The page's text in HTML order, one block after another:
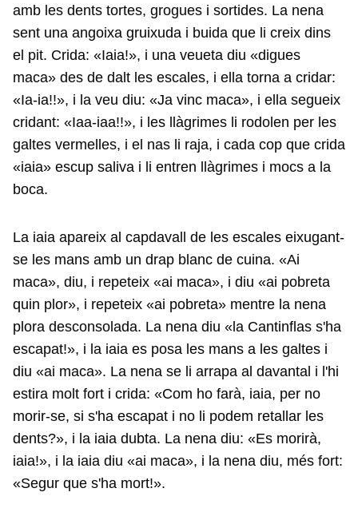
amb les dents tortes, grogues i sortides. La nena
sent una angoixa gruixuda i buida que li creix dins
el pit. Crida: «Iaia!», i una veueta diu «digues
maca» des de dalt les escales, i ella torna a cridar:
«Ia-ia!!», i la veu diu: «Ja vinc maca», i ella segueix
cridant: «Iaa-iaa!!», i les llàgrimes li rodolen per les
galtes vermelles, i el nas li raja, i cada cop que crida
«iaia» escup saliva i li entren llàgrimes i mocs a la
boca.
La iaia apareix al capdavall de les escales eixugant-
se les mans amb un drap blanc de cuina. «Ai
maca», diu, i repeteix «ai maca», i diu «ai pobreta
quin plor», i repeteix «ai pobreta» mentre la nena
plora desconsolada. La nena diu «la Cantinflas s'ha
escapat!», i la iaia es posa les mans a les galtes i
diu «ai maca». La nena se li arrapa al davantal i l'hi
estira molt fort i crida: «Com ho farà, iaia, per no
morir-se, si s'ha escapat i no li podem retallar les
dents?», i la iaia dubta. La nena diu: «Es morirà,
iaia!», i la iaia diu «ai maca», i la nena diu, més fort:
«Segur que s'ha mort!».